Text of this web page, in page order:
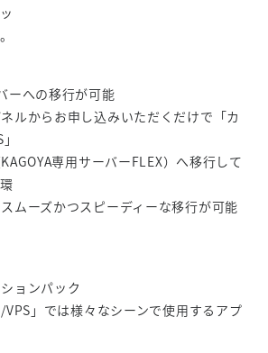
ーへの移行が可能
ルからお申し込みいただくだけで「カ
専用サーバーFLEX）へ移行して
ムーズかつスピーディーな移行が可能
ョンパック
/VPS」では様々なシーンで使用するアプ